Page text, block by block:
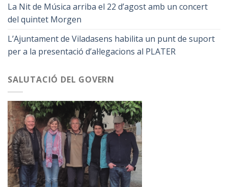
La Nit de Música arriba el 22 d’agost amb un concert
del quintet Morgen
L’Ajuntament de Viladasens habilita un punt de suport
per a la presentació d’al·legacions al PLATER
SALUTACIÓ DEL GOVERN